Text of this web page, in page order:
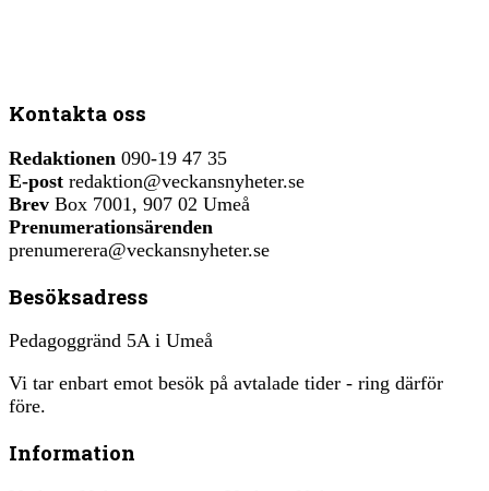
Kontakta oss
Redaktionen 090-19 47 35
E-post redaktion@veckansnyheter.se
Brev Box 7001, 907 02 Umeå
Prenumerationsärenden
prenumerera@veckansnyheter.se
Besöksadress
Pedagoggränd 5A i Umeå
Vi tar enbart emot besök på avtalade tider - ring därför
före.
Information